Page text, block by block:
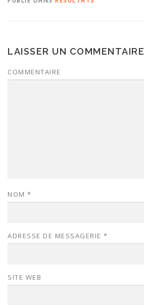
LAISSER UN COMMENTAIRE
COMMENTAIRE
NOM *
ADRESSE DE MESSAGERIE *
SITE WEB